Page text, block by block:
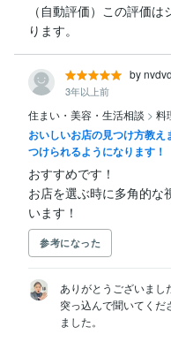
（自動評価）この評価
ります。
by
3年以上前
住まい・美容・生活相談 > 料
おいしいお店の見つけ方教
つけられるようになります！
おすすめです！
お店を選ぶ時に多角的な
います！
参考になった
ありがとうございまし
突っ込んで聞いてくだ
ました。